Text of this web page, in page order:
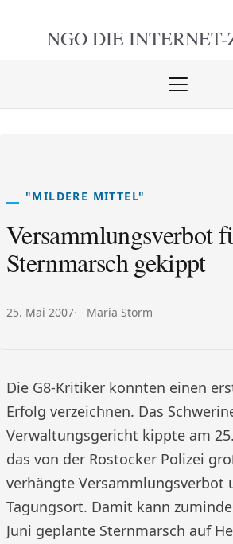
NGO DIE
Menü
"MILDERE MITTEL"
Versammlungsverbot
Sternmarsch gekippt
Veröffentlicht am:
25. Mai 2007 Autor:
Maria Storm
Die G8-Kritiker konnten einen
Erfolg verzeichnen. Das
Verwaltungsgericht kippte am
das von der Rostocker Polizei
verhängte Versammlungsverbot
Tagungsort. Damit kann
Juni geplante Sternmarsch auf